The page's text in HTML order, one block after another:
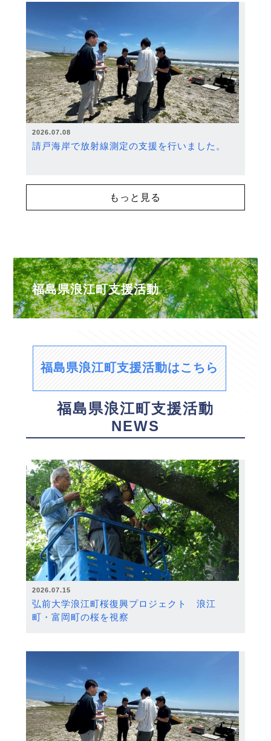
2026.07.08
請戸海岸で放射線測定の支援を行いました。
もっと見る
福島県浪江町支援活動
福島県浪江町支援活動はこちら
福島県浪江町支援活動
NEWS
2026.07.15
弘前大学浪江町桜復興プロジェクト 浪江
町・富岡町の桜を視察